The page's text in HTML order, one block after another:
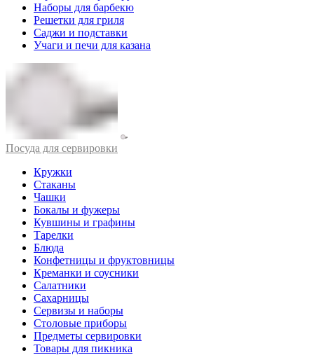
Наборы для барбекю
Решетки для гриля
Саджи и подставки
Учаги и печи для казана
Посуда для сервировки
Кружки
Стаканы
Чашки
Бокалы и фужеры
Кувшины и графины
Тарелки
Блюда
Конфетницы и фруктовницы
Креманки и соусники
Салатники
Сахарницы
Сервизы и наборы
Столовые приборы
Предметы сервировки
Товары для пикника